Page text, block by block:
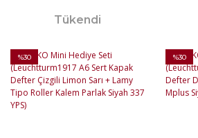
Tükendi
%30 %30